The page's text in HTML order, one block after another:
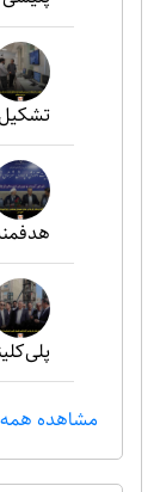
مشاهده همه